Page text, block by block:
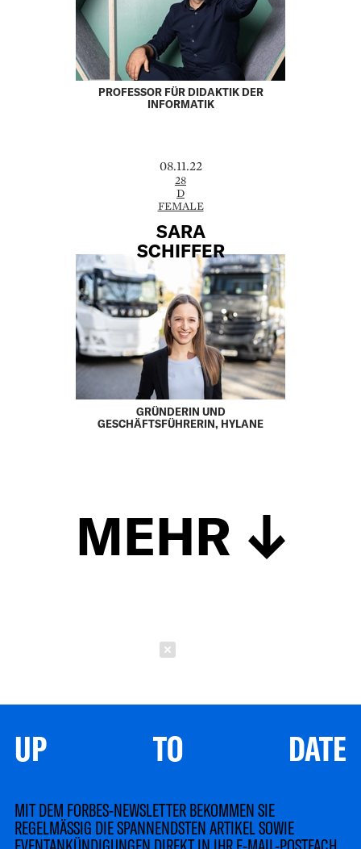
PROFESSOR FÜR DIDAKTIK DER
INFORMATIK
08.11.22
28
D
FEMALE
SARA
SCHIFFER
GRÜNDERIN UND
GESCHÄFTSFÜHRERIN, HYLANE
MEHR
UP TO DATE
MIT DEM FORBES-NEWSLETTER BEKOMMEN SIE
REGELMÄSSIG DIE SPANNENDSTEN ARTIKEL SOWIE